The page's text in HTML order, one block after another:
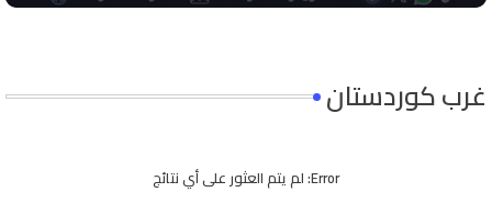
غرب كوردستان
Error: لم يتم العثور على أي نتائج